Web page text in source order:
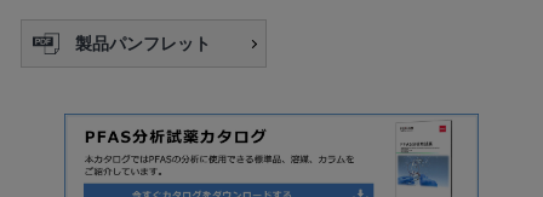
製品パンフレット